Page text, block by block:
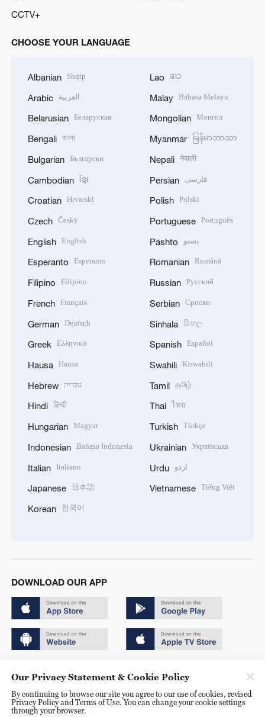
CCTV+
CHOOSE YOUR LANGUAGE
Albanian Shqip
Arabic العربية
Belarusian Беларуская
Bengali বাংলা
Bulgarian Български
Cambodian ខ្មែរ
Croatian Hrvatski
Czech Český
English English
Esperanto Esperanto
Filipino Filipino
French Français
German Deutsch
Greek Ελληνικά
Hausa Hausa
Hebrew עברית
Hindi हिन्दी
Hungarian Magyar
Indonesian Bahasa Indonesia
Italian Italiano
Japanese 日本語
Korean 한국어
Lao ລາວ
Malay Bahasa Melayu
Mongolian Монгол
Myanmar မြန်မာဘာသာ
Nepali नेपाली
Persian فارسی
Polish Polski
Portuguese Português
Pashto پښتو
Romanian Română
Russian Русский
Serbian Српски
Sinhala සිංහල
Spanish Español
Swahili Kiswahili
Tamil தமிழ்
Thai ไทย
Turkish Türkçe
Ukrainian Українська
Urdu اردو
Vietnamese Tiếng Việt
DOWNLOAD OUR APP
京ICP备20000184号
京公网安备 11010502050052号
Our Privacy Statement & Cookie Policy
By continuing to browse our site you agree to our use of cookies, revised
Privacy Policy and Terms of Use. You can change your cookie settings
through your browser.